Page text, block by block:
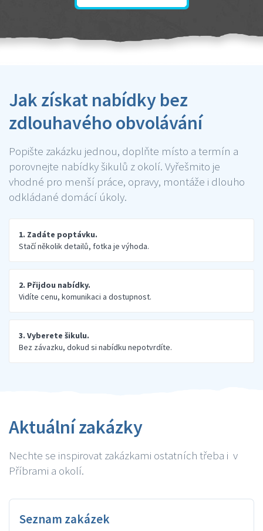
Jak získat nabídky bez
zdlouhavého obvolávání
Popište zakázku jednou, doplňte místo a termín a
porovnejte nabídky šikulů z okolí. Vyřešmito je
vhodné pro menší práce, opravy, montáže i dlouho
odkládané domácí úkoly.
1. Zadáte poptávku.
Stačí několik detailů, fotka je výhoda.
2. Přijdou nabídky.
Vidíte cenu, komunikaci a dostupnost.
3. Vyberete šikulu.
Bez závazku, dokud si nabídku nepotvrdíte.
Aktuální zakázky
Nechte se inspirovat zakázkami ostatních třeba i v
Příbrami a okolí.
Seznam zakázek